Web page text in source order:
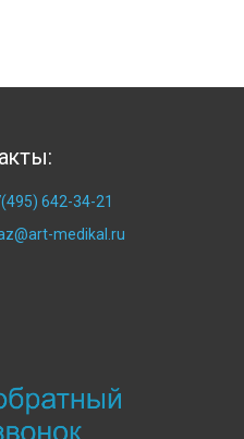
642-34-21
medikal.ru